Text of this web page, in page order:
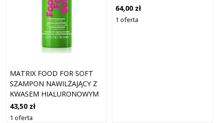
MATRIX FOOD FOR SOFT
SZAMPON NAWILŻAJĄCY Z
KWASEM HIALURONOWYM
75 ML
43,50 zł
1 oferta
64,00 zł
1 oferta